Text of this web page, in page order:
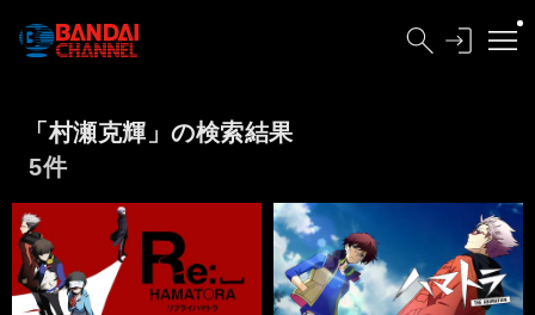
「村瀬克輝」の検索結果
5件